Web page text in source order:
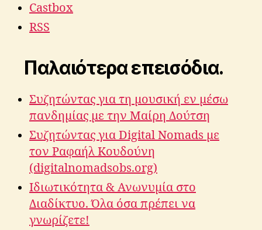
Castbox
RSS
Παλαιότερα επεισόδια.
Συζητώντας για τη μουσική εν μέσω
πανδημίας με την Μαίρη Δούτση
Συζητώντας για Digital Nomads με
τον Ραφαήλ Κουδούνη
(digitalnomadsobs.org)
Ιδιωτικότητα & Ανωνυμία στο
Διαδίκτυο. Όλα όσα πρέπει να
γνωρίζετε!